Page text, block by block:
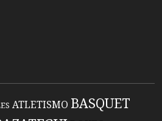
ATLETISMO BASQUET